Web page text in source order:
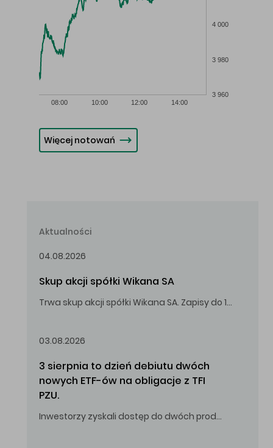
08:00 10:00 12:00 14:00
3 960
3 980
4 000
Więcej notowań
Aktualności
04.08.2026
Skup akcji spółki Wikana SA
Trwa skup akcji spółki Wikana SA. Zapisy do 14.08.2026 r. do godz. 16.00.
03.08.2026
3 sierpnia to dzień debiutu dwóch
nowych ETF-ów na obligacje z TFI
PZU.
Inwestorzy zyskali dostęp do dwóch produktów umożliwiających inwestowanie w obligacje skarbowe.